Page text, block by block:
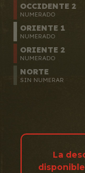
OCCIDENTE 2
NUMERADO
ORIENTE 1
NUMERADO
ORIENTE 2
NUMERADO
NORTE
SIN NUMERAR
La